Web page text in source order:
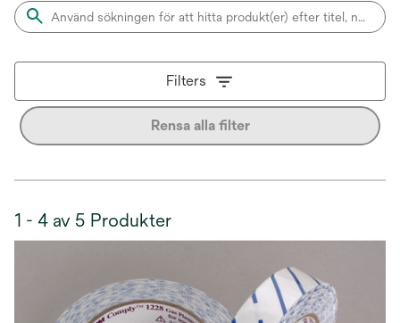
Filters
Rensa alla filter
1 - 4 av 5 Produkter